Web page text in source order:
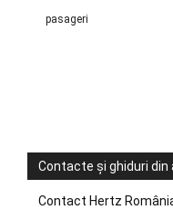
pasageri
Contacte și ghiduri
Contact Hertz